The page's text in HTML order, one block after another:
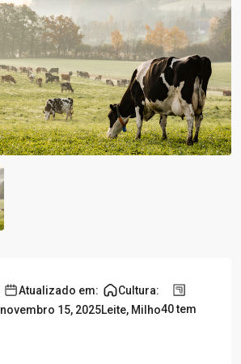
Atualizado em:
novembro 15, 2025
Cultura:
Leite, Milho40 tem